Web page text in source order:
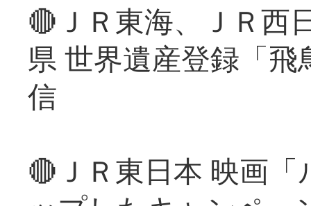
🔴ＪＲ東海、ＪＲ西
県 世界遺産登録「
信
🔴ＪＲ東日本 映画